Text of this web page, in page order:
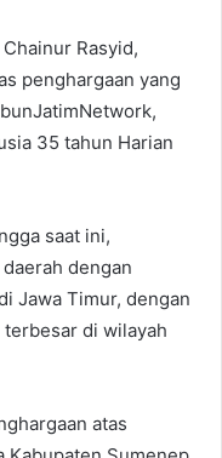
Rasyid,
penghargaan yang
35 tahun Harian
saat ini,
dengan
Jawa Timur, dengan
di wilayah
atas